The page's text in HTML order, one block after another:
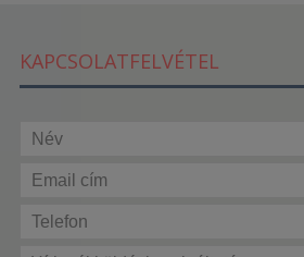
KAPCSOLATFELVÉTEL